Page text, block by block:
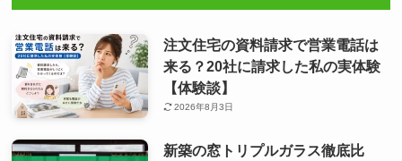
注文住宅の資料請求で営業電話は
来る？20社に請求した私の実体験
【体験談】
2026年8月3日
新築の窓トリプルガラス徹底比